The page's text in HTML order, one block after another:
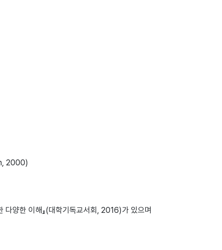
2000)
다양한 이해』(대학기독교서회, 2016)가 있으며